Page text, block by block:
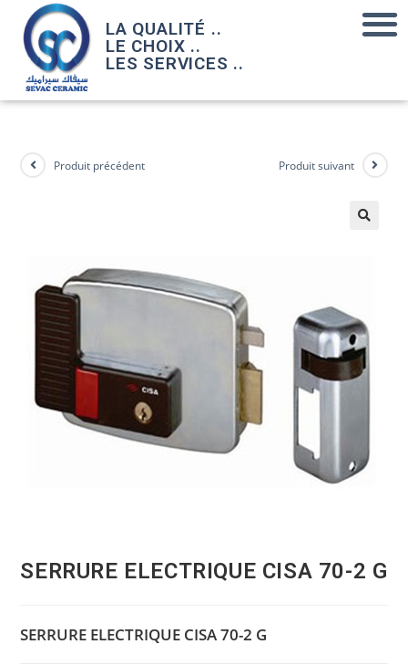
LA QUALITÉ ..
LE CHOIX ..
LES SERVICES ..
Produit précédent Produit suivant
SERRURE ELECTRIQUE CISA 70-2 G
SERRURE ELECTRIQUE CISA 70-2 G